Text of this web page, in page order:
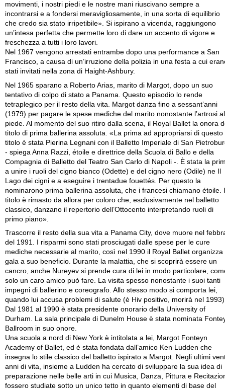
movimenti, i nostri piedi e le nostre mani riuscivano sempre a
incontrarsi e a fondersi meravigliosamente, in una sorta di equilibrio
che credo sia stato irripetibile». Si ispirano a vicenda, raggiungono
un’intesa perfetta che permette loro di dare un accento di vigore e
freschezza a tutti i loro lavori.
Nel 1967 vengono arrestati entrambe dopo una performance a San
Francisco, a causa di un’irruzione della polizia in una festa a cui
stati invitati nella zona di Haight-Ashbury.
Nel 1965 sparano a Roberto Arias, marito di Margot, dopo un suo
tentativo di colpo di stato a Panama. Questo episodio lo rende
tetraplegico per il resto della vita. Margot danza fino a sessant’anni
(1979) per pagare le spese mediche del marito nonostante l’artrosi al
piede. Al momento del suo ritiro dalla scena, il Royal Ballet la onora
titolo di prima ballerina assoluta. «La prima ad appropriarsi di questo
titolo è stata Pierina Legnani con il Balletto Imperiale di San
- spiega Anna Razzi, étoile e direttrice della Scuola di Ballo e della
Compagnia di Balletto del Teatro San Carlo di Napoli -. È stata la
a unire i ruoli del cigno bianco (Odette) e del cigno nero (Odile) ne Il
Lago dei cigni e a eseguire i trentadue fouettés. Per questo la
nominarono prima ballerina assoluta, che i francesi chiamano étoile.
titolo è rimasto da allora per coloro che, esclusivamente nel balletto
classico, danzano il repertorio dell’Ottocento interpretando ruoli di
primo piano».
Trascorre il resto della sua vita a Panama City, dove muore nel
del 1991. I risparmi sono stati prosciugati dalle spese per le cure
mediche necessarie al marito, così nel 1990 il Royal Ballet organizza
gala a suo beneficio. Durante la malattia, che si scoprirà essere un
cancro, anche Nureyev si prende cura di lei in modo particolare,
solo un caro amico può fare. La visita spesso nonostante i suoi tanti
impegni di ballerino e coreografo. Allo stesso modo si comporta lei,
quando lui accusa problemi di salute (è Hiv positivo, morirà nel
Dal 1981 al 1990 è stata presidente onorario della University of
Durham. La sala principale di Dunelm House è stata nominata
Ballroom in suo onore.
Una scuola a nord di New York è intitolata a lei, Margot Fonteyn
Academy of Ballet, ed è stata fondata dall’amico Ken Ludden che
insegna lo stile classico del balletto ispirato a Margot. Negli ultimi
anni di vita, insieme a Ludden ha cercato di sviluppare la sua idea di
preparazione nelle belle arti in cui Musica, Danza, Pittura e
fossero studiate sotto un unico tetto in quanto elementi di base del